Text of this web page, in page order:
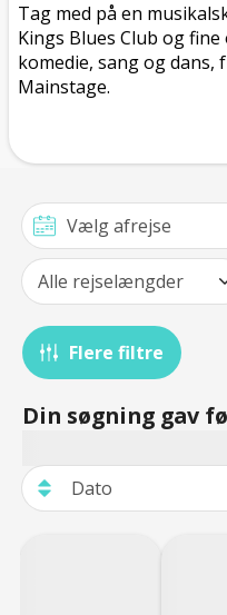
Tag med på en
Kings Blues Club og
komedie, sang og
Mainstage.
Flere filtre
Din søgning gav